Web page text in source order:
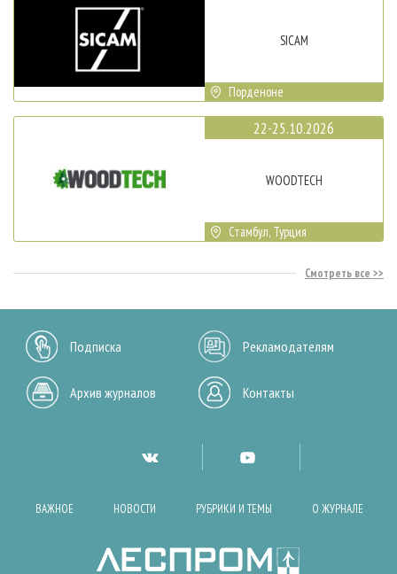
SICAM
Порденоне
22-25.10.2026
WOODTECH
Стамбул, Турция
Смотреть все
Подписка Рекламодателям
Архив журналов Контакты
ВАЖНОЕ НОВОСТИ РУБРИКИ И ТЕМЫ О ЖУРНАЛЕ